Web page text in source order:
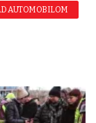
AUTOMOBILOM